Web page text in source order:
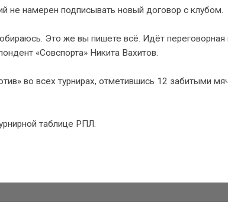
намерен подписывать новый договор с клубом.
Это же вы пишете всё. Идёт переговорная
«Совспорта» Никита Вахитов.
во всех турнирах, отметившись 12 забитыми
таблице РПЛ.